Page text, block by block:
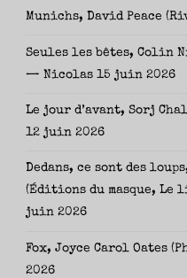
Munichs, David Peace
Seules les bêtes, Colin
— Nicolas 15 juin 2026
Le jour d’avant, Sorj
12 juin 2026
Dedans, ce sont des
(Éditions du masque, Le
juin 2026
Fox, Joyce Carol Oates
2026